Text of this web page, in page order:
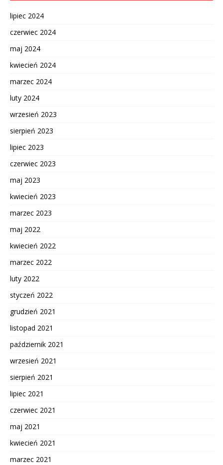
lipiec 2024
czerwiec 2024
maj 2024
kwiecień 2024
marzec 2024
luty 2024
wrzesień 2023
sierpień 2023
lipiec 2023
czerwiec 2023
maj 2023
kwiecień 2023
marzec 2023
maj 2022
kwiecień 2022
marzec 2022
luty 2022
styczeń 2022
grudzień 2021
listopad 2021
październik 2021
wrzesień 2021
sierpień 2021
lipiec 2021
czerwiec 2021
maj 2021
kwiecień 2021
marzec 2021